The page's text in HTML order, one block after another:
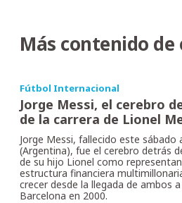
Más contenido de
Fútbol Internacional
Jorge Messi, el cerebro
de la carrera de Lionel
Jorge Messi, fallecido este sábado
(Argentina), fue el cerebro detrás
de su hijo Lionel como
estructura financiera
crecer desde la llegada de ambos
Barcelona en 2000.